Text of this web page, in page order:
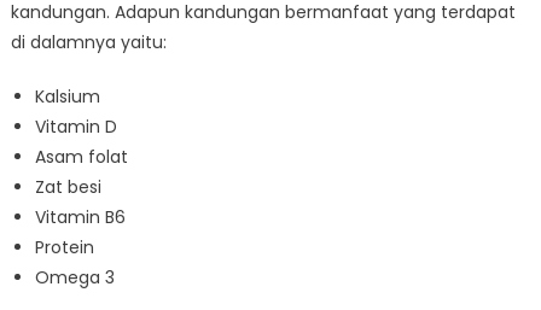
kandungan. Adapun kandungan bermanfaat yang terdapat
di dalamnya yaitu:
Kalsium
Vitamin D
Asam folat
Zat besi
Vitamin B6
Protein
Omega 3